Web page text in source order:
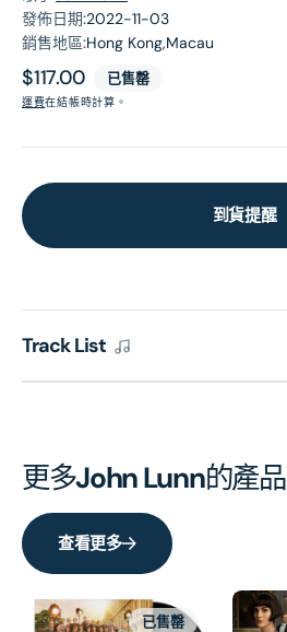
發佈日期:2022-11-03
銷售地區:Hong Kong,Macau
原
價
$117.00 已售罄
運費在結帳時計算。
到貨提醒
Track List
更多John Lunn的產品
查看更多
已售罄